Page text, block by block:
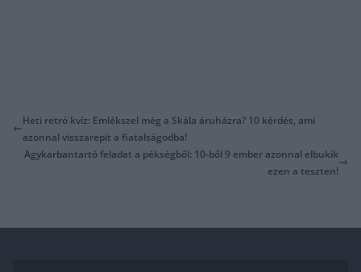
Heti retró kvíz: Emlékszel még a Skála áruházra? 10 kérdés, ami
azonnal visszarepít a fiatalságodba!
Agykarbantartó feladat a pékségből: 10-ből 9 ember azonnal elbukik
ezen a teszten!